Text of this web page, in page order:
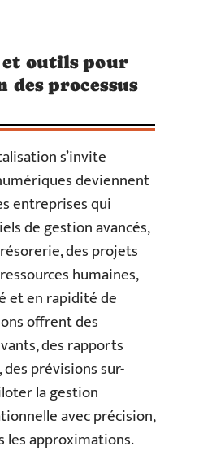
et outils pour
des processus
s’invite
deviennent
entreprises qui
de gestion avancés,
des projets
humaines,
et en rapidité de
offrent des
des rapports
prévisions sur-
la gestion
avec précision,
les approximations.